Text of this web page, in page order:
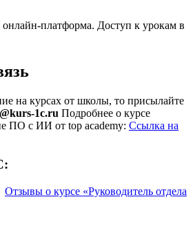
онлайн-платформа. Доступ к урокам в
на курсах от школы, то присылайте
1c.ru Подробнее о курсе
ПО с ИИ от top academy: Ссылка на
Отзывы о курсе «Руководитель отдела